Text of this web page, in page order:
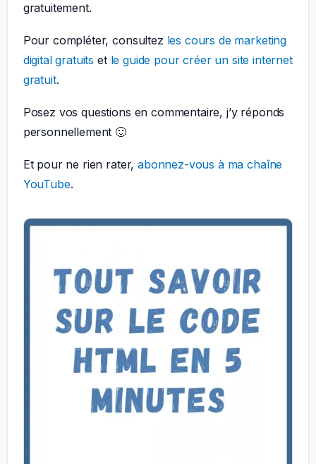
gratuitement.
Pour compléter, consultez les cours de marketing
digital gratuits et le guide pour créer un site internet
gratuit.
Posez vos questions en commentaire, j’y réponds
personnellement 🙂
Et pour ne rien rater,abonnez-vous à ma chaîne
YouTube.